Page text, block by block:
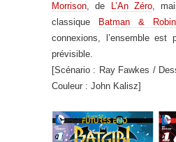
Morrison, de L’An Zéro,
classique
Batman & Robin
connexions, l’ensemble est
prévisible.
[Scénario : Ray Fawkes /
Couleur : John Kalisz]